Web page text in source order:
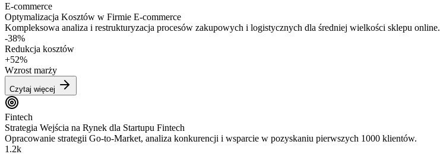
E-commerce
Optymalizacja Kosztów w Firmie E-commerce
Kompleksowa analiza i restrukturyzacja procesów zakupowych i logistycznych dla średniej wielkości sklepu online.
-38%
Redukcja kosztów
+52%
Wzrost marży
Czytaj więcej
Fintech
Strategia Wejścia na Rynek dla Startupu Fintech
Opracowanie strategii Go-to-Market, analiza konkurencji i wsparcie w pozyskaniu pierwszych 1000 klientów.
1.2k